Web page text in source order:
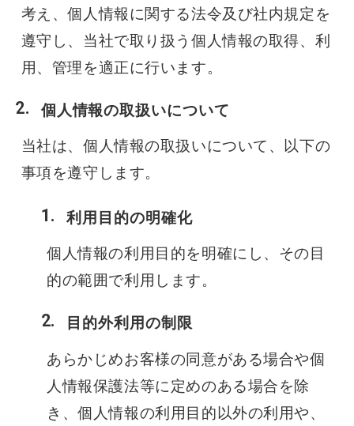
考え、個人情報に関する法令及び社内規定を
遵守し、当社で取り扱う個人情報の取得、利
用、管理を適正に行います。
個人情報の取扱いについて
当社は、個人情報の取扱いについて、以下の
事項を遵守します。
利用目的の明確化
個人情報の利用目的を明確にし、その目
的の範囲で利用します。
目的外利用の制限
あらかじめお客様の同意がある場合や個
人情報保護法等に定めのある場合を除
き、個人情報の利用目的以外の利用や、